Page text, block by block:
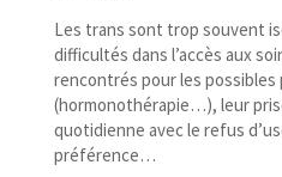
Les trans sont trop souvent
difficultés dans l’accès aux
rencontrés pour les
(hormonothérapie…), leur
quotidienne avec le refus
préférence…